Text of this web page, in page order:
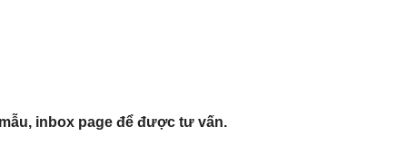
inbox page để được tư vấn.